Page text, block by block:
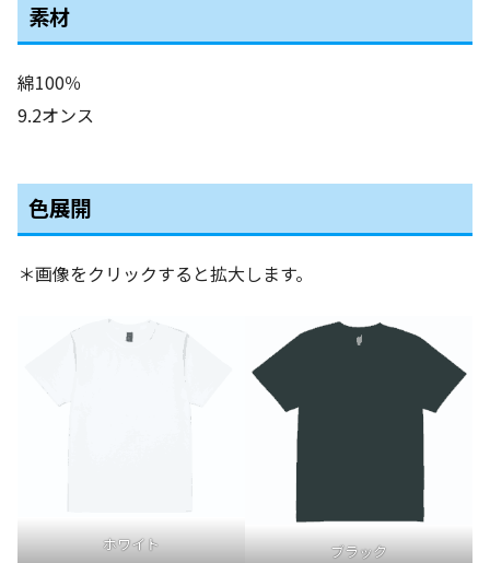
素材
綿100％
9.2オンス
色展開
＊画像をクリックすると拡大します。
ホワイト ブラック